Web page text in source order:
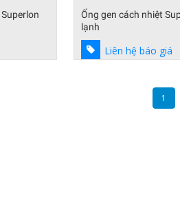
Ống gen cách nhiệt
lạnh
Liên hệ báo giá
1